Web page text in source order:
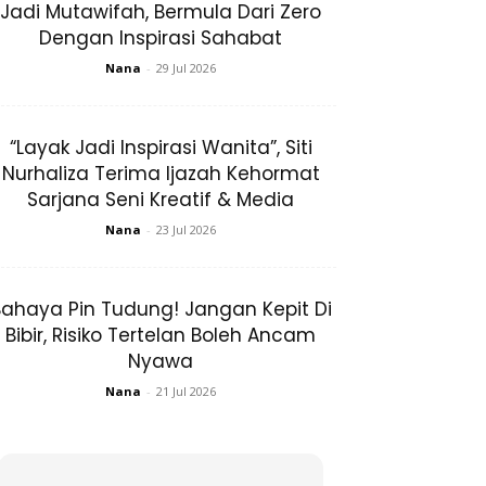
Jadi Mutawifah, Bermula Dari Zero
Dengan Inspirasi Sahabat
Nana - 29 Jul 2026
“Layak Jadi Inspirasi Wanita”, Siti
Nurhaliza Terima Ijazah Kehormat
Sarjana Seni Kreatif & Media
Nana - 23 Jul 2026
Pin Tudung! Jangan Kepit Di
Bibir, Risiko Tertelan Boleh Ancam
Nyawa
Nana - 21 Jul 2026